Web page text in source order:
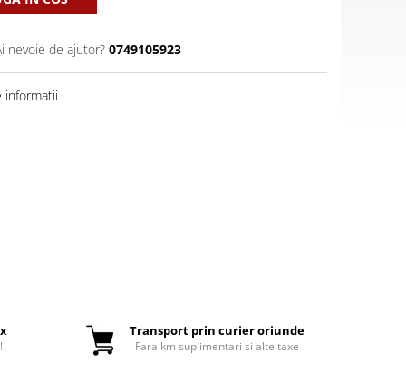
nevoie de ajutor? 0749105923
informatii
Transport prin curier oriunde
Fara km suplimentari si alte taxe